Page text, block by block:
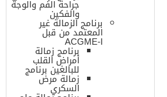
جراحة الفم والوجه
والفكين
برنامج الزمالة غير
المعتمد من قبل
ACGME-I
برنامج زمالة
أمراض القلب
للبالغين برنامج
زمالة مرض
السكري